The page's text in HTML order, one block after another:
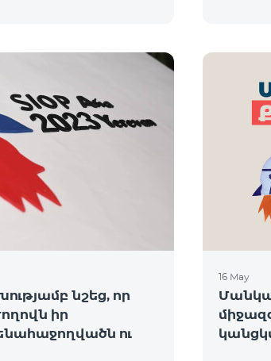
նշեց, որ
իր
ու
16 May